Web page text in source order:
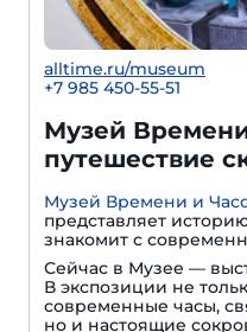
alltime.ru/museum
+7 985 450-55-51
Музей
путешествие
Музей Времени и
представляет
знакомит с
Сейчас в Музее —
В экспозиции не
современные часы,
но и настоящие